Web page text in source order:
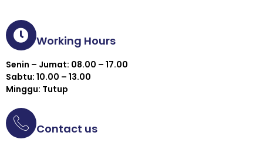
Working Hours
Senin – Jumat: 08.00 – 17.00
Sabtu: 10.00 – 13.00
Minggu: Tutup
Contact us